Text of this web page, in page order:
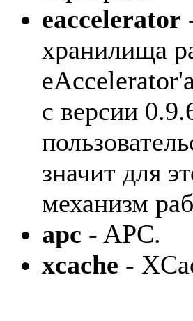
eaccelerator
хранилища
с версии
значит для
механизм
apc - APC.
xcache -